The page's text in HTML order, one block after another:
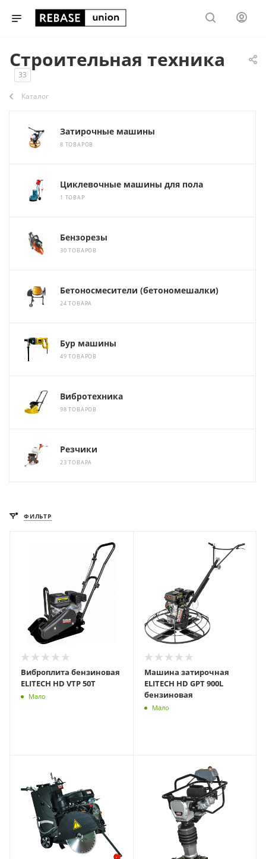
Строительная техника
33
Каталог
Затирочные машины
8 ТОВАРОВ
Циклевочные машины для пола
1 ТОВАР
Бензорезы
30 ТОВАРОВ
Бетоносмесители (бетономешалки)
24 ТОВАРА
Бур машины
49 ТОВАРОВ
Вибротехника
98 ТОВАРОВ
Резчики
23 ТОВАРА
ФИЛЬТР
Виброплита бензиновая
ELITECH HD VTP 50T
Мало
Машина затирочная
ELITECH HD GPT 900L
бензиновая
Мало